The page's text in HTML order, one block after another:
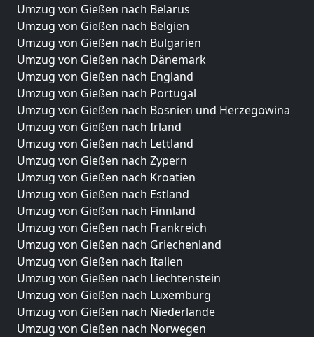
Umzug von Gießen nach Belarus
Umzug von Gießen nach Belgien
Umzug von Gießen nach Bulgarien
Umzug von Gießen nach Dänemark
Umzug von Gießen nach England
Umzug von Gießen nach Portugal
Umzug von Gießen nach Bosnien und Herzegowina
Umzug von Gießen nach Irland
Umzug von Gießen nach Lettland
Umzug von Gießen nach Zypern
Umzug von Gießen nach Kroatien
Umzug von Gießen nach Estland
Umzug von Gießen nach Finnland
Umzug von Gießen nach Frankreich
Umzug von Gießen nach Griechenland
Umzug von Gießen nach Italien
Umzug von Gießen nach Liechtenstein
Umzug von Gießen nach Luxemburg
Umzug von Gießen nach Niederlande
Umzug von Gießen nach Norwegen